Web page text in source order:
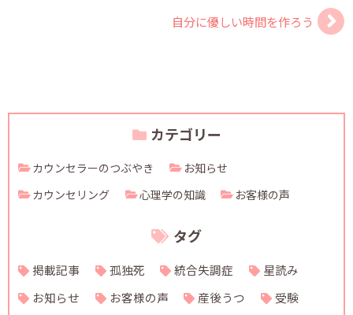
自分に優しい時間を作ろう
カテゴリー
カウンセラーのつぶやき
お知らせ
カウンセリング
心理学の知識 お客様の声
タグ
掲載記事 孤独死 統合失調症
星読み
お知らせ
お客様の声 産後うつ
受験